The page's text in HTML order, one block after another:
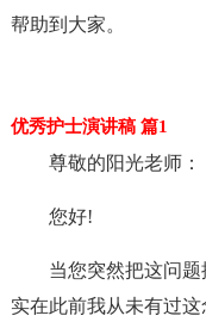
帮助到大家。
优秀护士演讲稿 篇1
尊敬的阳光老师：
您好!
当您突然把这问
实在此前我从未有过